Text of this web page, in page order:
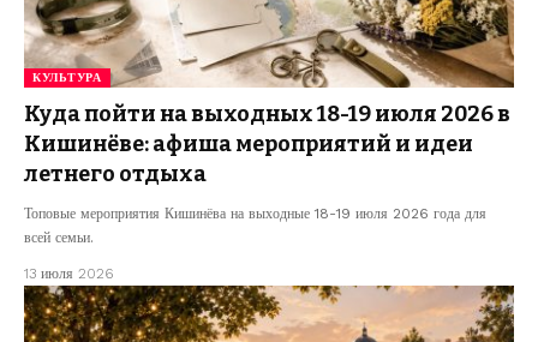
КУЛЬТУРА
Куда пойти на выходных 18-19 июля 2026 в
Кишинёве: афиша мероприятий и идеи
летнего отдыха
Топовые мероприятия Кишинёва на выходные 18-19 июля 2026 года для
всей семьи.
13 июля 2026